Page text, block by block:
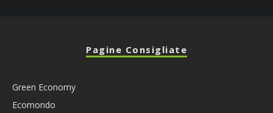
Pagine Consigliate
Green Economy
Ecomondo